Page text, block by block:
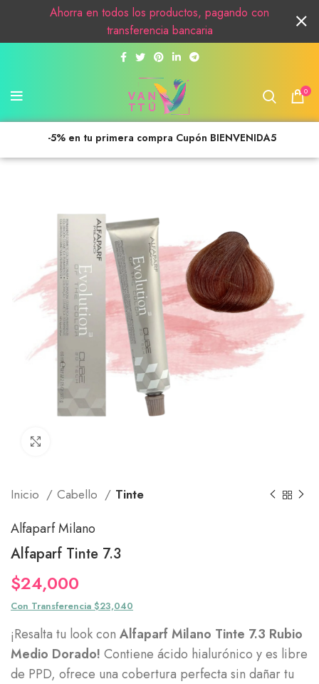
0
-5% en tu primera compra Cupón BIENVENIDA5
Inicio Cabello Tinte
Alfaparf Milano
Alfaparf Tinte 7.3
$24,000
Con Transferencia $23,040
¡Resalta tu look con Alfaparf Milano Tinte 7.3 Rubio
Medio Dorado! Contiene ácido hialurónico y es libre
de PPD, ofrece una cobertura perfecta sin dañar tu
Ahorra en todos los productos, pagando con
transferencia bancaria